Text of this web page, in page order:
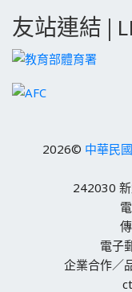
友站連結 |
2026© 中華民
242030
電子
企業合作／